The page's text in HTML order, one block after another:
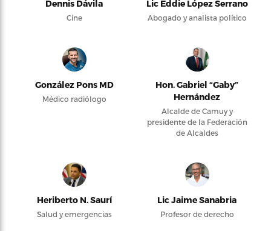
Dennis Dávila
Cine
Lic Eddie López Serrano
Abogado y analista político
González Pons MD
Médico radiólogo
Hon. Gabriel “Gaby”
Hernández
Alcalde de Camuy y
presidente de la Federación
de Alcaldes
Heriberto N. Saurí
Salud y emergencias
Lic Jaime Sanabria
Profesor de derecho